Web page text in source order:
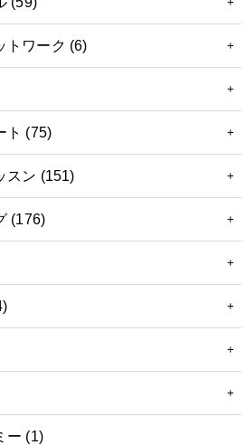
トワーク (6)
ト (75)
スン (151)
(176)
ー (1)